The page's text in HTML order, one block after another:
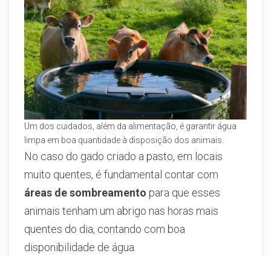
Um dos cuidados, além da alimentação, é garantir água
limpa em boa quantidade à disposição dos animais.
No caso do gado criado a pasto, em locais
muito quentes, é fundamental contar com
áreas de sombreamento para que esses
animais tenham um abrigo nas horas mais
quentes do dia, contando com boa
disponibilidade de água.